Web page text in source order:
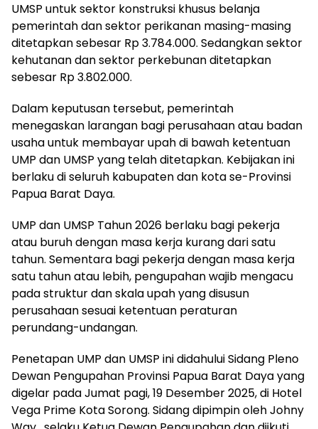
UMSP untuk sektor konstruksi khusus belanja
pemerintah dan sektor perikanan masing-masing
ditetapkan sebesar Rp 3.784.000. Sedangkan sektor
kehutanan dan sektor perkebunan ditetapkan
sebesar Rp 3.802.000.
Dalam keputusan tersebut, pemerintah
menegaskan larangan bagi perusahaan atau badan
usaha untuk membayar upah di bawah ketentuan
UMP dan UMSP yang telah ditetapkan. Kebijakan ini
berlaku di seluruh kabupaten dan kota se-Provinsi
Papua Barat Daya.
UMP dan UMSP Tahun 2026 berlaku bagi pekerja
atau buruh dengan masa kerja kurang dari satu
tahun. Sementara bagi pekerja dengan masa kerja
satu tahun atau lebih, pengupahan wajib mengacu
pada struktur dan skala upah yang disusun
perusahaan sesuai ketentuan peraturan
perundang-undangan.
Penetapan UMP dan UMSP ini didahului Sidang Pleno
Dewan Pengupahan Provinsi Papua Barat Daya yang
digelar pada Jumat pagi, 19 Desember 2025, di Hotel
Vega Prime Kota Sorong. Sidang dipimpin oleh Johny